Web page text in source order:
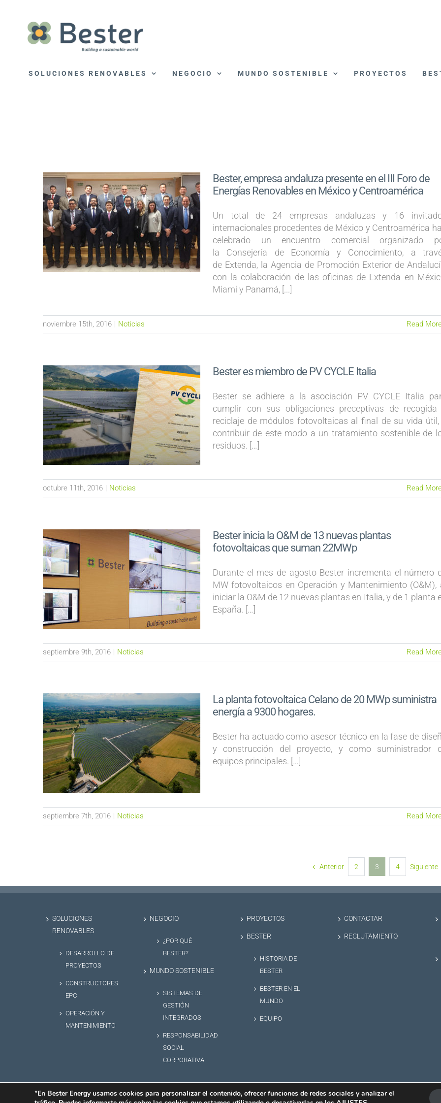
contenido
SOLUCIONES RENOVABLES NEGOCIO MUNDO SOSTENIBLE PROYECTOS
Bester, empresa andaluza presente en el III Foro de
Energías Renovables en México y Centroamérica
Un total de 24 empresas andaluzas y 16
internacionales procedentes de México y Centroamérica
celebrado un encuentro comercial organizado
la Consejería de Economía y Conocimiento, a
de Extenda, la Agencia de Promoción Exterior de
con la colaboración de las oficinas de Extenda en
Miami y Panamá, [...]
noviembre 15th, 2016 | Noticias Read
Bester es miembro de PV CYCLE Italia
Bester se adhiere a la asociación PV CYCLE Italia
cumplir con sus obligaciones preceptivas de recogida
reciclaje de módulos fotovoltaicas al final de su vida
contribuir de este modo a un tratamiento sostenible de
residuos. […]
octubre 11th, 2016 | Noticias Read
Bester inicia la O&M de 13 nuevas plantas
fotovoltaicas que suman 22MWp
Durante el mes de agosto Bester incrementa el número
MW fotovoltaicos en Operación y Mantenimiento (O&M),
iniciar la O&M de 12 nuevas plantas en Italia, y de 1 planta
España. […]
septiembre 9th, 2016 | Noticias Read
La planta fotovoltaica Celano de 20 MWp suministra
energía a 9300 hogares.
Bester ha actuado como asesor técnico en la fase de
y construcción del proyecto, y como suministrador
equipos principales. […]
septiembre 7th, 2016 | Noticias Read
Anterior 2 3 4 Siguiente
SOLUCIONES
RENOVABLES
DESARROLLO DE
PROYECTOS
CONSTRUCTORES
EPC
OPERACIÓN Y
MANTENIMIENTO
NEGOCIO
¿POR QUÉ
BESTER?
MUNDO SOSTENIBLE
SISTEMAS DE
GESTIÓN
INTEGRADOS
RESPONSABILIDAD
SOCIAL
CORPORATIVA
PROYECTOS
BESTER
HISTORIA DE
BESTER
BESTER EN EL
MUNDO
EQUIPO
CONTACTAR
RECLUTAMIENTO
"En Bester Energy usamos cookies para personalizar el contenido, ofrecer funciones de redes sociales y analizar el